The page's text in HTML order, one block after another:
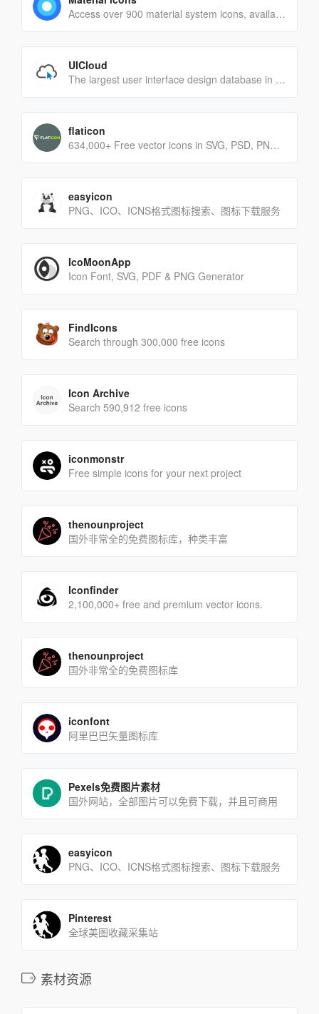
Access over 900 material system icons, available in a variety of sizes and densities, and as a web font.
UICloud
The largest user interface design database in the world.
flaticon
634,000+ Free vector icons in SVG, PSD, PNG, EPS format or as ICON FONT.
easyicon
PNG、ICO、ICNS格式图标搜索、图标下载服务
IcoMoonApp
Icon Font, SVG, PDF & PNG Generator
FindIcons
Search through 300,000 free icons
Icon Archive
Search 590,912 free icons
iconmonstr
Free simple icons for your next project
thenounproject
国外非常全的免费图标库，种类丰富
Iconfinder
2,100,000+ free and premium vector icons.
thenounproject
国外非常全的免费图标库
iconfont
阿里巴巴矢量图标库
Pexels免费图片素材
国外网站，全部图片可以免费下载，并且可商用
easyicon
PNG、ICO、ICNS格式图标搜索、图标下载服务
Pinterest
全球美图收藏采集站
素材资源